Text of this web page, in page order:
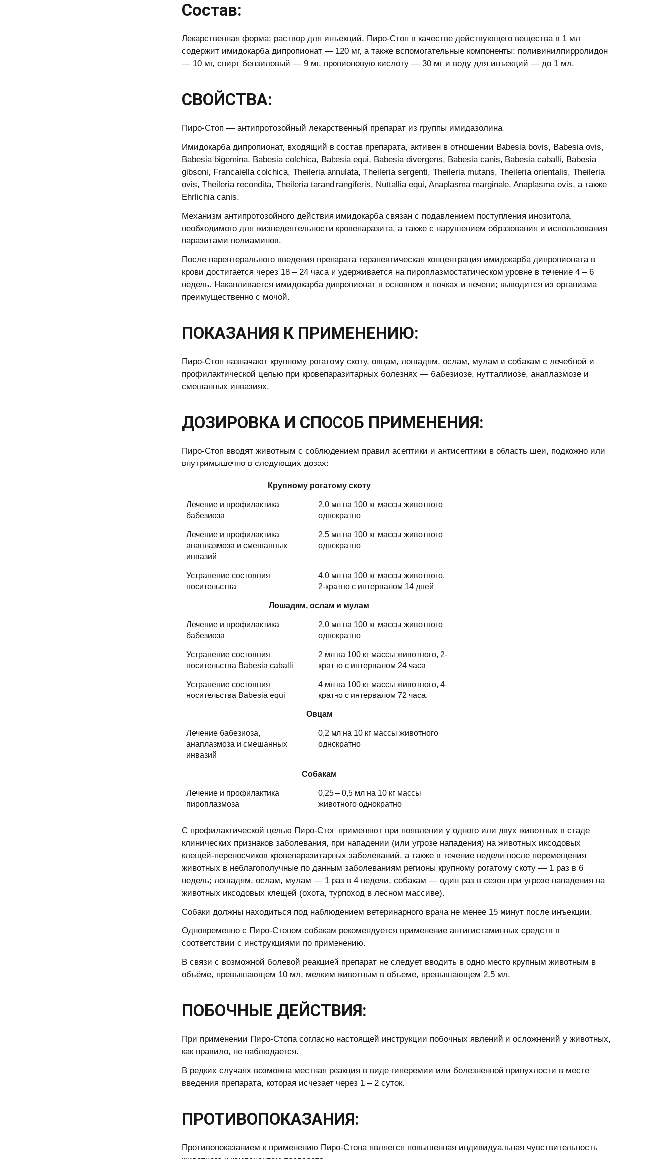
Состав:
Лекарственная форма: раствор для инъекций. Пиро-Стоп в качестве действующего вещества в 1 мл
содержит имидокарба дипропионат — 120 мг, а также вспомогательные компоненты: поливинилпирролидон
— 10 мг, спирт бензиловый — 9 мг, пропионовую кислоту — 30 мг и воду для инъекций — до 1 мл.
СВОЙСТВА:
Пиро-Стоп — антипротозойный лекарственный препарат из группы имидазолина.
Имидокарба дипропионат, входящий в состав препарата, активен в отношении Babesia bovis, Babesia ovis,
Babesia bigemina, Babesia colchica, Babesia equi, Babesia divergens, Babesia canis, Babesia caballi, Babesia
gibsoni, Francaiella colchica, Theileria annulata, Theileria sergenti, Theileria mutans, Theileria orientalis, Theileria
ovis, Theileria recondita, Theileria tarandirangiferis, Nuttallia equi, Anaplasma marginale, Anaplasma ovis, а также
Ehrlichia canis.
Механизм антипротозойного действия имидокарба связан с подавлением поступления инозитола,
необходимого для жизнедеятельности кровепаразита, а также с нарушением образования и использования
паразитами полиаминов.
После парентерального введения препарата терапевтическая концентрация имидокарба дипропионата в
крови достигается через 18 – 24 часа и удерживается на пироплазмостатическом уровне в течение 4 – 6
недель. Накапливается имидокарба дипропионат в основном в почках и печени; выводится из организма
преимущественно с мочой.
ПОКАЗАНИЯ К ПРИМЕНЕНИЮ:
Пиро-Стоп назначают крупному рогатому скоту, овцам, лошадям, ослам, мулам и собакам с лечебной и
профилактической целью при кровепаразитарных болезнях — бабезиозе, нутталлиозе, анаплазмозе и
смешанных инвазиях.
ДОЗИРОВКА И СПОСОБ ПРИМЕНЕНИЯ:
Пиро-Стоп вводят животным с соблюдением правил асептики и антисептики в область шеи, подкожно или
внутримышечно в следующих дозах:
Крупному рогатому скоту
Лечение и профилактика
бабезиоза
2,0 мл на 100 кг массы животного
однократно
Лечение и профилактика
анаплазмоза и смешанных
инвазий
2,5 мл на 100 кг массы животного
однократно
Устранение состояния
носительства
4,0 мл на 100 кг массы животного,
2-кратно с интервалом 14 дней
Лошадям, ослам и мулам
Лечение и профилактика
бабезиоза
2,0 мл на 100 кг массы животного
однократно
Устранение состояния
носительства Babesia caballi
2 мл на 100 кг массы животного, 2-
кратно с интервалом 24 часа
Устранение состояния
носительства Babesia equi
4 мл на 100 кг массы животного, 4-
кратно с интервалом 72 часа.
Овцам
Лечение бабезиоза,
анаплазмоза и смешанных
инвазий
0,2 мл на 10 кг массы животного
однократно
Собакам
Лечение и профилактика
пироплазмоза
0,25 – 0,5 мл на 10 кг массы
животного однократно
С профилактической целью Пиро-Стоп применяют при появлении у одного или двух животных в стаде
клинических признаков заболевания, при нападении (или угрозе нападения) на животных иксодовых
клещей-переносчиков кровепаразитарных заболеваний, а также в течение недели после перемещения
животных в неблагополучные по данным заболеваниям регионы крупному рогатому скоту — 1 раз в 6
недель; лошадям, ослам, мулам — 1 раз в 4 недели, собакам — один раз в сезон при угрозе нападения на
животных иксодовых клещей (охота, турпоход в лесном массиве).
Собаки должны находиться под наблюдением ветеринарного врача не менее 15 минут после инъекции.
Одновременно с Пиро-Стопом собакам рекомендуется применение антигистаминных средств в
соответствии с инструкциями по применению.
В связи с возможной болевой реакцией препарат не следует вводить в одно место крупным животным в
объёме, превышающем 10 мл, мелким животным в объеме, превышающем 2,5 мл.
ПОБОЧНЫЕ ДЕЙСТВИЯ:
При применении Пиро-Стопа согласно настоящей инструкции побочных явлений и осложнений у животных,
как правило, не наблюдается.
В редких случаях возможна местная реакция в виде гиперемии или болезненной припухлости в месте
введения препарата, которая исчезает через 1 – 2 суток.
ПРОТИВОПОКАЗАНИЯ:
Противопоказанием к применению Пиро-Стопа является повышенная индивидуальная чувствительность